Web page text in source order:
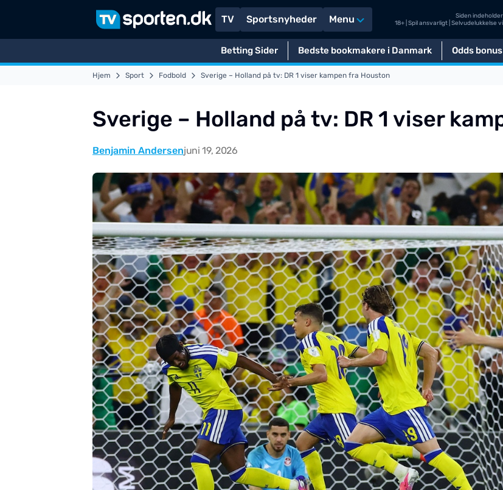
TV Sportsnyheder Menu
Siden
18+ | Spil ansvarligt | Selvudelukkelse
Betting Sider Bedste bookmakere i Danmark Odds bonus
Hjem Sport Fodbold Sverige – Holland på tv: DR 1 viser kampen fra Houston
Sverige – Holland på tv: DR 1 viser
Benjamin Andersenjuni 19, 2026